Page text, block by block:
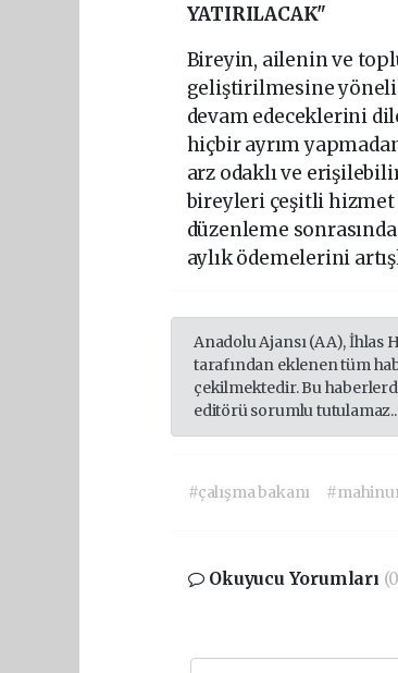
YATIRILACAK"
Bireyin, ailenin ve
geliştirilmesine
devam edeceklerini
hiçbir ayrım
arz odaklı ve
bireyleri çeşitli hizmet
düzenleme
aylık ödemelerini
Anadolu Ajansı (AA), İhlas
tarafından eklenen tüm
çekilmektedir. Bu
editörü sorumlu
#çalışma bakanı
Okuyucu Yorumları